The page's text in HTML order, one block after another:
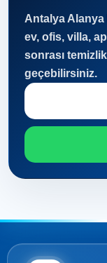
Antalya Alanya
ev, ofis, villa,
sonrası
geçebilirsiniz.